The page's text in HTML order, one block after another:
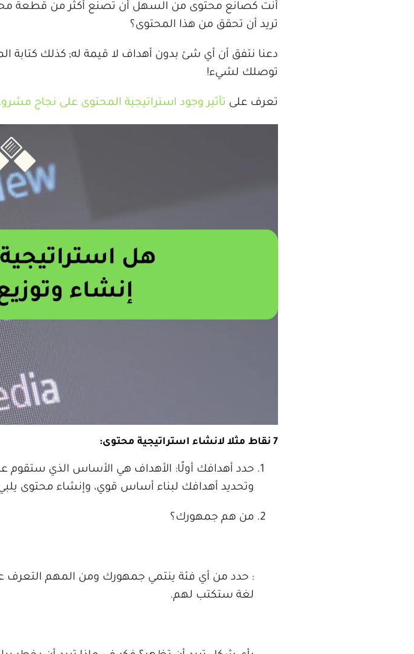
أنت كصانع محتوى من السهل أن تصنع أكثر من قطعة
تريد أن تحقق من هذا المحتوى؟
دعنا نتفق أن أي شئ بدون أهداف لا قيمة له; كذلك كتابة
توصلك لشيء!
تعرف على تأثير وجود استراتيجية المحتوى على نجاح
7 نقاط مثلا لانشاء استراتيجية محتوى:
حدد أهدافك أولًا: الأهداف هي الأساس الذي ستقوم
وتحديد أهدافك لبناء أساس قوي، وإنشاء محتوى
من هم جمهورك؟
: حدد من أي فئة ينتمي جمهورك ومن المهم التعرف
لغة ستكتب لهم.